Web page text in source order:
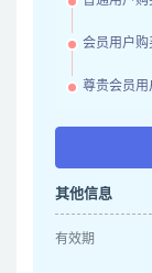
会员用户购
尊贵会员用
其他信息
有效期